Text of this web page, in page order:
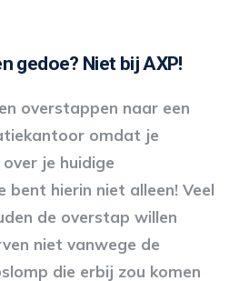
gedoe? Niet bij AXP!
overstappen naar een
omdat je
je huidige
bent hierin niet alleen! Veel
de overstap willen
niet vanwege de
die erbij zou komen